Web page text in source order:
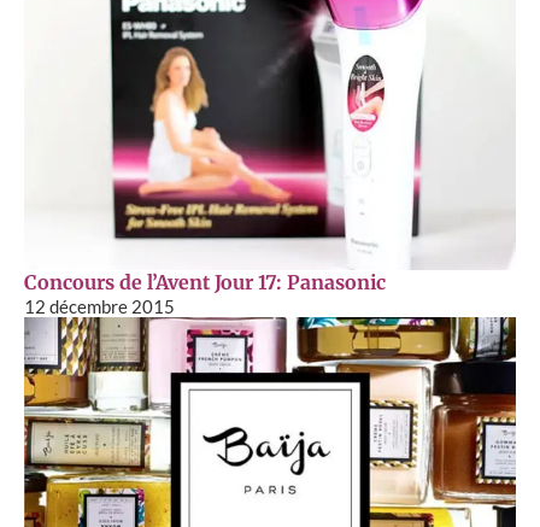
Concours de l’Avent Jour 17: Panasonic
12 décembre 2015